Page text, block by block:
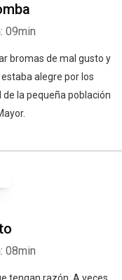
09min
bromas de mal gusto y
alegre por los
la pequeña población
08min